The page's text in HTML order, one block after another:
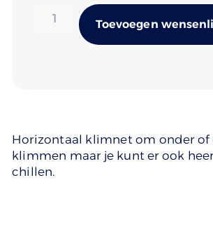
Toevoegen
Horizontaal klimnet om onder of
klimmen maar je kunt er ook
chillen.